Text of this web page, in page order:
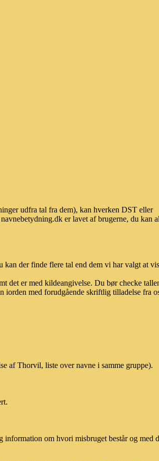
udfra tal fra dem), kan hverken DST eller
er lavet af brugerne, du kan
der finde flere tal end dem vi har valgt at
det er med kildeangivelse. Du bør checke
iorden med forudgående skriftlig tilladelse fra
af Thorvil, liste over navne i samme gruppe).
om hvori misbruget består og med